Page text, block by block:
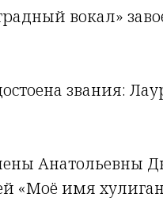
вокал»
звания:
Анатольевны
«Моё имя